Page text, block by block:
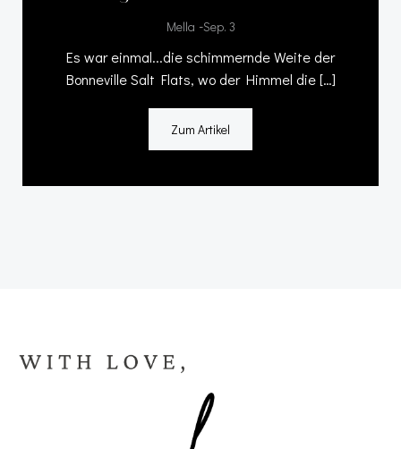
Mella -Sep. 3
Es war einmal...die schimmernde Weite der
Bonneville Salt Flats, wo der Himmel die […]
Zum Artikel